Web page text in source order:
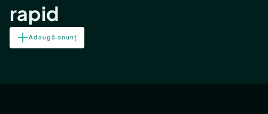
rapid
Adaugă anunț